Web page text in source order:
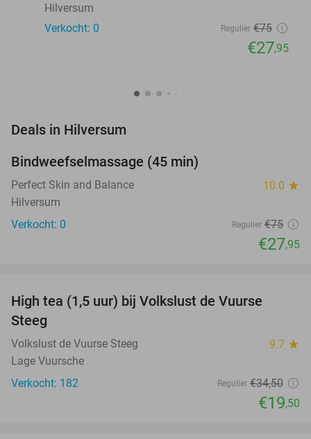
Hilversum
Verkocht: 0
Regulier €75
€27,95
Deals in Hilversum
TODAY
Bindweefselmassage (45 min)
Perfect Skin and Balance 10.0 star
Hilversum
Verkocht: 0
Regulier €75
€27,95
High tea (1,5 uur) bij Volkslust de Vuurse
Steeg
Volkslust de Vuurse Steeg 9.7 star
Lage Vuursche
Verkocht: 182
Regulier €34,50
€19,50